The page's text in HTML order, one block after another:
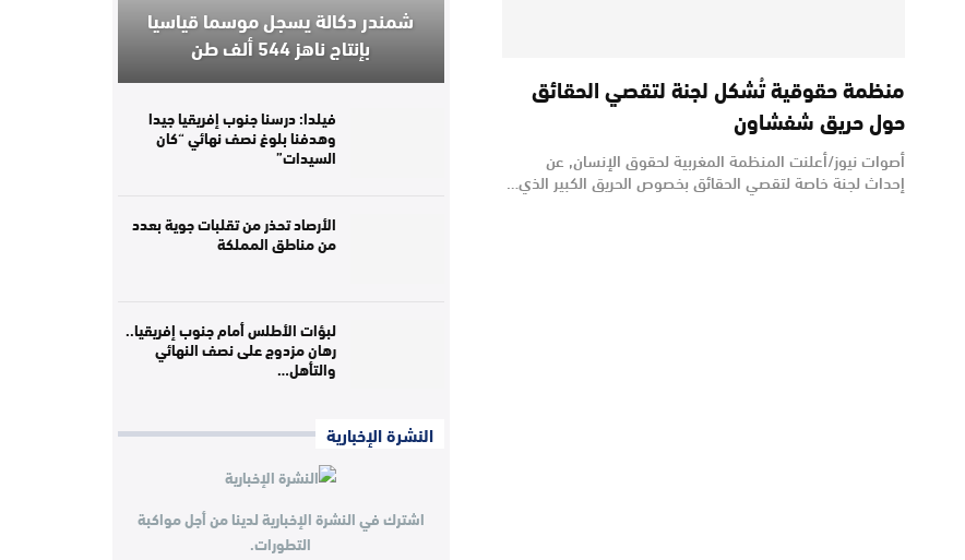
منظمة حقوقية تُشكل لجنة لتقصي الحقائق
حول حريق شفشاون
أصوات نيوز/أعلنت المنظمة المغربية لحقوق الإنسان, عن
إحداث لجنة خاصة لتقصي الحقائق بخصوص الحريق الكبير الذي…
شمندر دكالة يسجل موسما قياسيا
بإنتاج ناهز 544 ألف طن
فيلدا: درسنا جنوب إفريقيا جيدا
وهدفنا بلوغ نصف نهائي “كان
السيدات”
الأرصاد تحذر من تقلبات جوية بعدد
من مناطق المملكة
لبؤات الأطلس أمام جنوب إفريقيا..
رهان مزدوج على نصف النهائي
والتأهل…
النشرة الإخبارية
اشترك في النشرة الإخبارية لدينا من أجل مواكبة
التطورات.